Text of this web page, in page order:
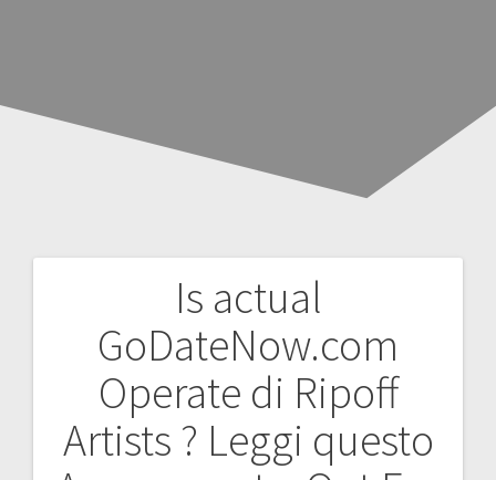
Is actual
GoDateNow.com
Operate di Ripoff
Artists ? Leggi questo
Navegación
entradas